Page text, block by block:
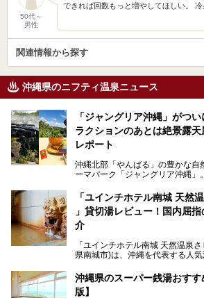
50代～
男性
できれば回数もっと増やしてほしい。
関連情報から探す
沖縄県のニフティ温泉ニュース
「ジャングリア沖縄」がつ
ラクションのあとは絶景露
レポート
沖縄北部「やんばる」の豊かな自
ーマパーク「ジャングリア沖縄」
グリアの全貌をお届けすべく、見
法まで徹底解説していきます。
「ユインチホテル南城 天然
」貸切湯レビュー！国内屈
介
「ユインチホテル南城 天然温泉
県南城市)は、沖縄を代表する人気
位を獲得し、平日・土日にかかわ
ァンが訪れます。
沖縄県のスーパー銭湯おす
版】